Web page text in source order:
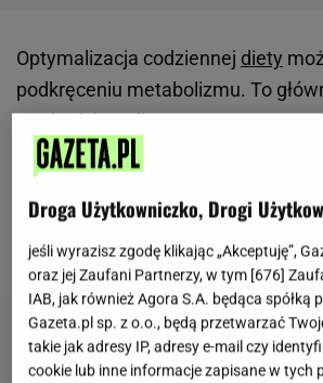
Optymalizacja codziennej diety
podkręceniu metabolizmu. To
wychodzi Haylie Pomroy,
żywieniowe dla swoich klientów. Z
regularnie korzysta
sylwetka jest świetną reklamą dla
Haylie. Na czym konkretnie
Droga Użytkowniczko, Drogi
jeśli wyrazisz zgodę klikając „Akceptuję”,
oraz jej Zaufani Partnerzy, w tym [676]
IAB, jak również Agora S.A. będąca spółką
Gazeta.pl sp. z o.o., będą przetwarzać
takie jak adresy IP, adresy e-mail czy
cookie lub inne informacje zapisane w tych